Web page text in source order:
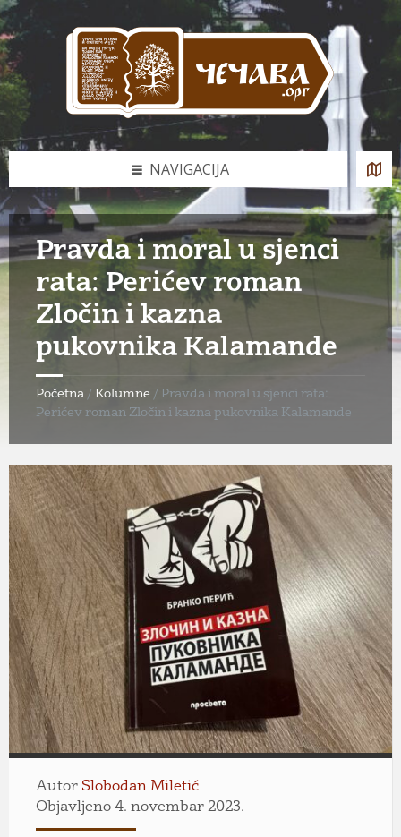
Skip
to
content
Skip
to
left
sidebar
Skip
to
footer
NAVIGACIJA
Pravda i moral u sjenci
rata: Perićev roman
Zločin i kazna
pukovnika Kalamande
Početna / Kolumne / Pravda i moral u sjenci rata:
Perićev roman Zločin i kazna pukovnika Kalamande
Autor Slobodan Miletić
Objavljeno 4. novembar 2023.